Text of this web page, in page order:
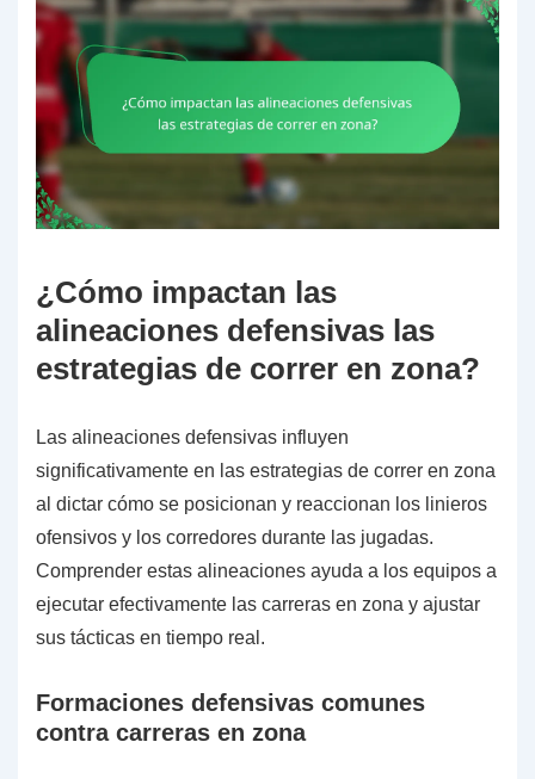
¿Cómo impactan las
alineaciones defensivas las
estrategias de correr en zona?
Las alineaciones defensivas influyen
significativamente en las estrategias de correr en zona
al dictar cómo se posicionan y reaccionan los linieros
ofensivos y los corredores durante las jugadas.
Comprender estas alineaciones ayuda a los equipos a
ejecutar efectivamente las carreras en zona y ajustar
sus tácticas en tiempo real.
Formaciones defensivas comunes
contra carreras en zona